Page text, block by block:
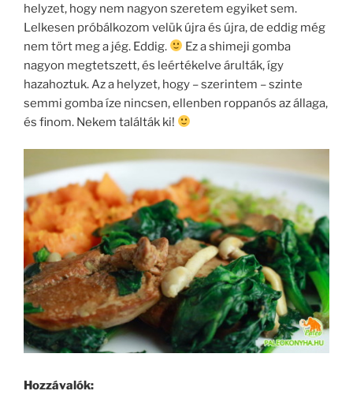
helyzet, hogy nem nagyon szeretem egyiket sem.
Lelkesen próbálkozom velük újra és újra, de eddig még
nem tört meg a jég. Eddig.
Ez a shimeji gomba
nagyon megtetszett, és leértékelve árulták, így
hazahoztuk. Az a helyzet, hogy – szerintem – szinte
semmi gomba íze nincsen, ellenben roppanós az állaga,
és finom. Nekem találták ki!
Hozzávalók: